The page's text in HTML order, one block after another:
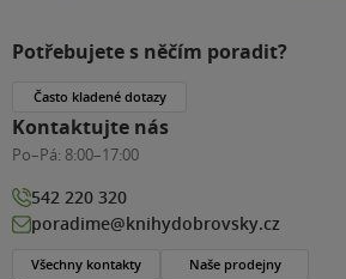
Potřebujete s něčím poradit?
Často kladené dotazy
Kontaktujte nás
Po–Pá: 8:00–17:00
542 220 320
poradime@knihydobrovsky.cz
Všechny kontakty Naše prodejny